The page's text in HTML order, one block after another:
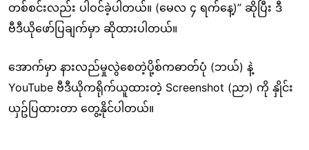
တစ်စင်းလည်း ပါဝင်ခဲ့ပါတယ်။ (မေလ ၄ ရက်နေ့)” ဆိုပြီး ဒီ
ဗီဒီယိုဖော်ပြချက်မှာ ဆိုထားပါတယ်။
အောက်မှာ နားလည်မှုလွဲစေတဲ့ပို့စ်ကဓာတ်ပုံ (ဘယ်) နဲ့
YouTube ဗီဒီယိုကရိုက်ယူထားတဲ့ Screenshot (ညာ) ကို နှိုင်း
ယှဥ်ပြထားတာ တွေ့နိုင်ပါတယ်။